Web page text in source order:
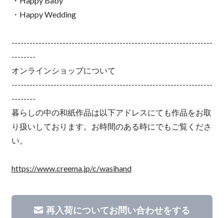
・Happy Wedding
-------------------------------------------------------------------
--------
オンラインショップについて
-------------------------------------------------------------------
--------
暮らしの中の和紙作品は以下アドレスにても作品をお取
り扱いしております。お時間のある時にでもご覧くださ
い。
https://www.creema.jp/c/wasihand
再入荷についてお問い合わせをする